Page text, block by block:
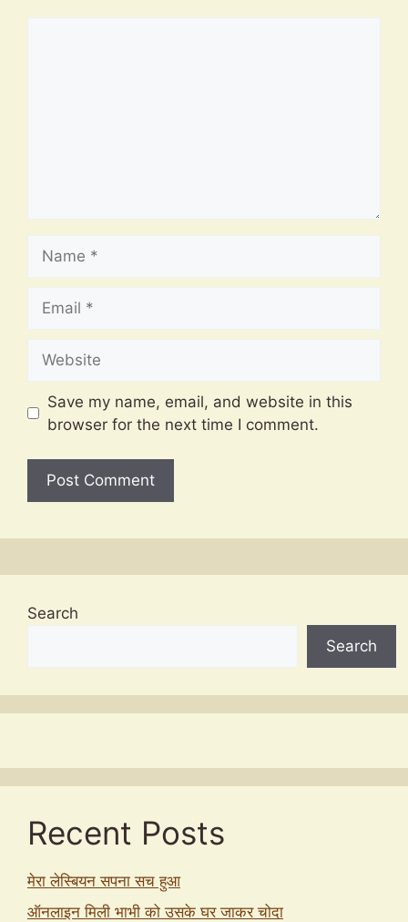
Save my name, email, and website in this
browser for the next time I comment.
Search
Search
Recent Posts
मेरा लेस्बियन सपना सच हुआ
ऑनलाइन मिली भाभी को उसके घर जाकर चोदा